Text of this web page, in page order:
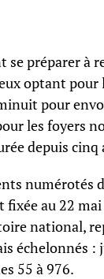
préparer à
optant
pour
les foyers
depuis cinq
numérotés
fixée au 22
national,
échelonnés :
55 à 976.